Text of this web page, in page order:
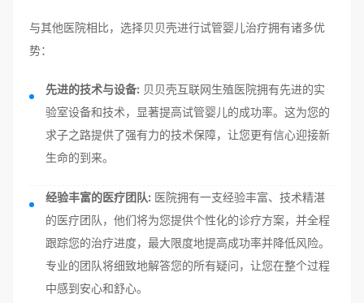
与其他医院相比，选择贝贝壳进行试管婴儿治疗拥有诸多优
势：
先进的技术与设备: 贝贝壳互联网生殖医院拥有先进的实
验室设备和技术，显著提高试管婴儿的成功率。这为您的
求子之路提供了强有力的技术保障，让您更有信心迎接新
生命的到来。
经验丰富的医疗团队: 医院拥有一支经验丰富、技术精湛
的医疗团队，他们将为您提供个性化的诊疗方案，并全程
跟踪您的治疗进度，最大限度地提高成功率并降低风险。
专业的团队将细致地解答您的所有疑问，让您在整个过程
中感到安心和舒心。